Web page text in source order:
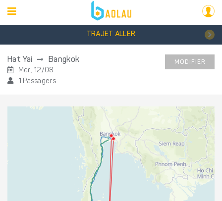
TRAJET ALLER
Hat Yai Bangkok
Mer, 12/08
1 Passagers
MODIFIER